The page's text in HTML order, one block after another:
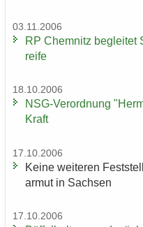
03.11.2006
RP Chem­nitz be­glei­tet
rei­fe
18.10.2006
NSG-​Verordnung
Kraft
17.10.2006
Keine wei­te­ren
ar­mut in Sach­sen
17.10.2006